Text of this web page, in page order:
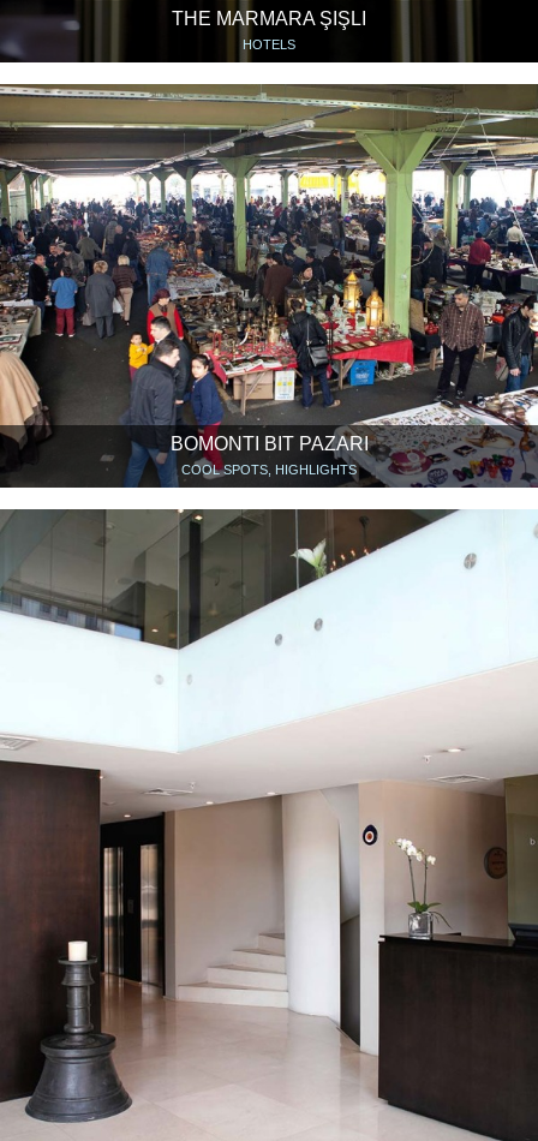
THE MARMARA ŞIŞLI
HOTELS
BOMONTI BIT PAZARI
COOL SPOTS, HIGHLIGHTS